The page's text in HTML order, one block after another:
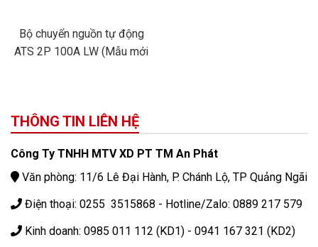
Bộ chuyển nguồn tự động
ATS 2P 100A LW (Mẫu mới
THÔNG TIN LIÊN HỆ
Công Ty TNHH MTV XD PT TM An Phát
Văn phòng: 11/6 Lê Đại Hành, P. Chánh Lộ, TP Quảng Ngãi
Điện thoại: 0255 3515868 - Hotline/Zalo: 0889 217 579
Kinh doanh: 0985 011 112 (KD1) - 0941 167 321 (KD2)